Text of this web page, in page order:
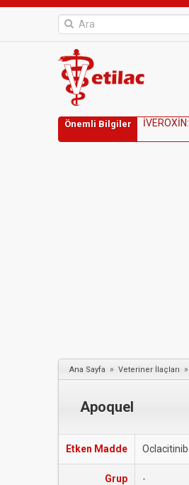
Önemli Bilgiler İVEROXİN:
Ana Sayfa » Veteriner İlaçları »
Apoquel
Etken Madde Oclacitinib
Grup -